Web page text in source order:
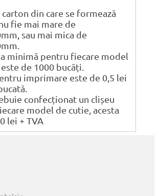
carton din care se formează
fie mai mare de
sau mai mica de
minimă pentru fiecare model
de 1000 bucăți.
imprimare este de 0,5 lei
confecționat un clișeu
model de cutie, acesta
lei + TVA